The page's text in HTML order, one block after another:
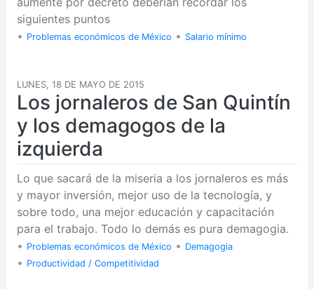
siguientes puntos
• Problemas económicos de México • Salario mínimo
LUNES, 18 DE MAYO DE 2015
Los jornaleros de San Quintín
y los demagogos de la
izquierda
Lo que sacará de la miseria a los jornaleros es más
y mayor inversión, mejor uso de la tecnología, y
sobre todo, una mejor educación y capacitación
para el trabajo. Todo lo demás es pura demagogia.
• Problemas económicos de México • Demagogia
• Productividad / Competitividad